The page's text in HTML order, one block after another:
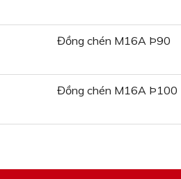
Đồng chén M16A Þ90
Đồng chén M16A Þ100